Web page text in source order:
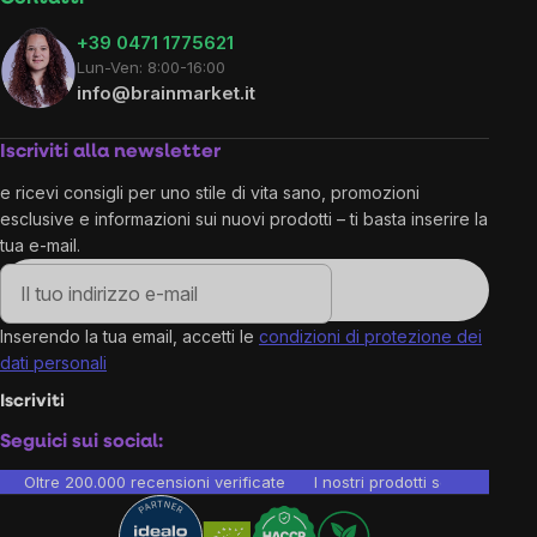
+39 0471 1775621
Lun-Ven: 8:00-16:00
info@brainmarket.it
Iscriviti alla newsletter
e ricevi consigli per uno stile di vita sano, promozioni
esclusive e informazioni sui nuovi prodotti – ti basta inserire la
tua e-mail.
Inserendo la tua email, accetti le condizioni di protezione dei
dati personali
Iscriviti
Seguici sui social:
Oltre 200.000 recensioni verificate I nostri prodotti sono testati